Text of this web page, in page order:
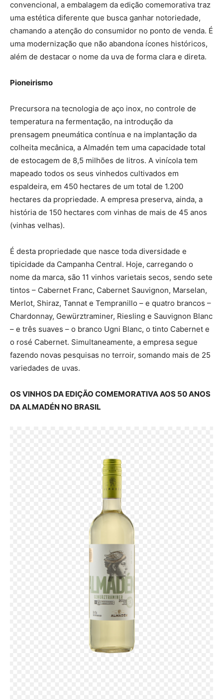
convencional, a embalagem da edição comemorativa traz
uma estética diferente que busca ganhar notoriedade,
chamando a atenção do consumidor no ponto de venda. É
uma modernização que não abandona ícones históricos,
além de destacar o nome da uva de forma clara e direta.
Pioneirismo
Precursora na tecnologia de aço inox, no controle de
temperatura na fermentação, na introdução da
prensagem pneumática contínua e na implantação da
colheita mecânica, a Almadén tem uma capacidade total
de estocagem de 8,5 milhões de litros. A vinícola tem
mapeado todos os seus vinhedos cultivados em
espaldeira, em 450 hectares de um total de 1.200
hectares da propriedade. A empresa preserva, ainda, a
história de 150 hectares com vinhas de mais de 45 anos
(vinhas velhas).
É desta propriedade que nasce toda diversidade e
tipicidade da Campanha Central. Hoje, carregando o
nome da marca, são 11 vinhos varietais secos, sendo sete
tintos – Cabernet Franc, Cabernet Sauvignon, Marselan,
Merlot, Shiraz, Tannat e Tempranillo – e quatro brancos –
Chardonnay, Gewürztraminer, Riesling e Sauvignon Blanc
– e três suaves – o branco Ugni Blanc, o tinto Cabernet e
o rosé Cabernet. Simultaneamente, a empresa segue
fazendo novas pesquisas no terroir, somando mais de 25
variedades de uvas.
OS VINHOS DA EDIÇÃO COMEMORATIVA AOS 50 ANOS
DA ALMADÉN NO BRASIL